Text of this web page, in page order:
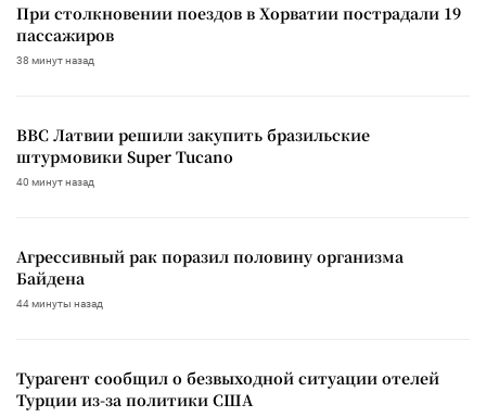
При столкновении поездов в Хорватии пострадали 19
пассажиров
38 минут назад
ВВС Латвии решили закупить бразильские
штурмовики Super Tucano
40 минут назад
Агрессивный рак поразил половину организма
Байдена
44 минуты назад
Турагент сообщил о безвыходной ситуации отелей
Турции из-за политики США